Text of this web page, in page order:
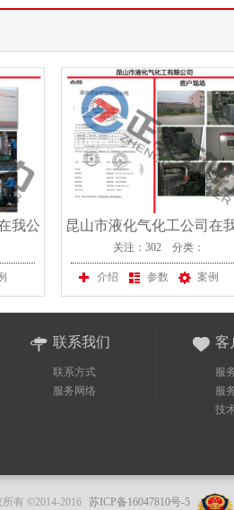
我公
组
昆山市液化气化工公司在
司采购一台上柴股份发电
关注：302 分类：
介绍 参数 案例
联系我们
联系方式
服务网络
客
服
服
技
有 ©2014-2016 苏ICP备16047810号-5